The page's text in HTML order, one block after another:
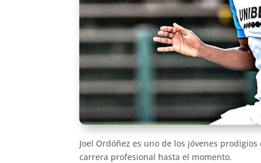
Joel Ordóñez es uno de los jóvenes
carrera profesional hasta el momento.